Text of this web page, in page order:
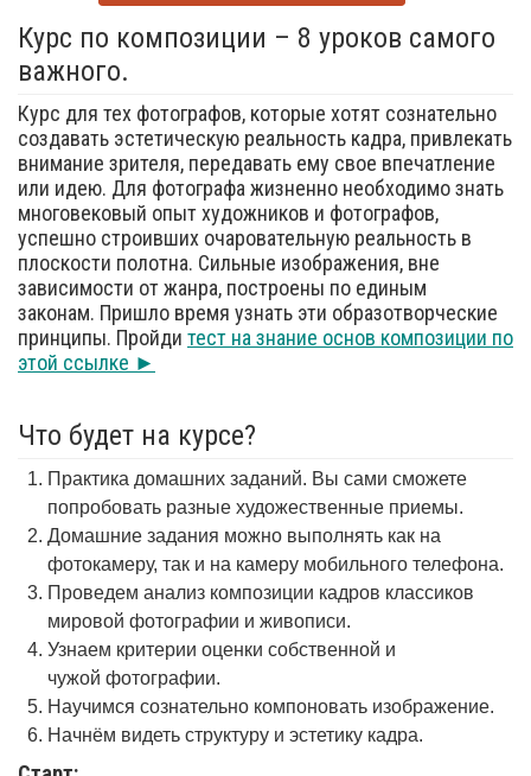
Курс по композиции – 8 уроков самого
важного.
Курс для тех фотографов, которые хотят сознательно
создавать эстетическую реальность кадра, привлекать
внимание зрителя, передавать ему свое впечатление
или идею. Для фотографа жизненно необходимо знать
многовековый опыт художников и фотографов,
успешно строивших очаровательную реальность в
плоскости полотна. Сильные изображения, вне
зависимости от жанра, построены по единым
законам. Пришло время узнать эти образотворческие
принципы. Пройди тест на знание основ композиции по
этой ссылке ►
Что будет на курсе?
Практика домашних заданий. Вы сами сможете
попробовать разные художественные приемы.
Домашние задания можно выполнять как на
фотокамеру, так и на камеру мобильного телефона.
Проведем анализ композиции кадров классиков
мировой фотографии и живописи.
Узнаем критерии оценки собственной и
чужой фотографии.
Научимся сознательно компоновать изображение.
Начнём видеть структуру и эстетику кадра.